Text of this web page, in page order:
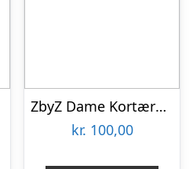
ZbyZ Dame Kortærmet bluse Plus Size – Print 3 – 54/56
kr. 100,00